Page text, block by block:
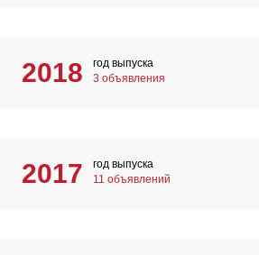
2018
год выпуска
3 объявления
2017
год выпуска
11 объявлений